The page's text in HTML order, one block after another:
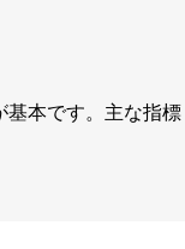
基本です。主な指標